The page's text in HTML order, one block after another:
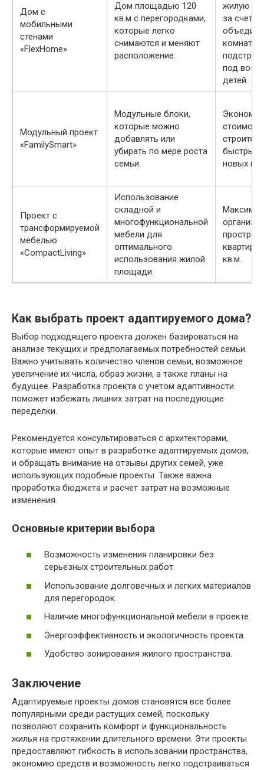
Дом с
мобильными
стенами
«FlexHome»
Дом площадью 120
кв.м с перегородками,
которые легко
снимаются и меняют
расположение.
жилую
за счет
комнат,
под
детей.
Модульный проект
«FamilySmart»
Модульные блоки,
которые можно
добавлять или
убирать по мере роста
семьи.
быстрый
новых
Проект с
трансформируемой
мебелью
«CompactLiving»
Использование
складной и
многофункциональной
мебели для
оптимального
использования жилой
площади.
кв.м.
Как выбрать проект адаптируемого дома?
Выбор подходящего проекта должен базироваться на
анализе текущих и предполагаемых потребностей семьи.
Важно учитывать количество членов семьи, возможное
увеличение их числа, образ жизни, а также планы на
будущее. Разработка проекта с учетом адаптивности
поможет избежать лишних затрат на последующие
переделки.
Рекомендуется консультироваться с архитекторами,
которые имеют опыт в разработке адаптируемых домов,
и обращать внимание на отзывы других семей, уже
использующих подобные проекты. Также важна
проработка бюджета и расчет затрат на возможные
изменения.
Основные критерии выбора
Возможность изменения планировки без
серьезных строительных работ.
Использование долговечных и легких материалов
для перегородок.
Наличие многофункциональной мебели в проекте.
Энергоэффективность и экологичность проекта.
Удобство зонирования жилого пространства.
Заключение
Адаптируемые проекты домов становятся все более
популярными среди растущих семей, поскольку
позволяют сохранить комфорт и функциональность
жилья на протяжении длительного времени. Эти проекты
предоставляют гибкость в использовании пространства,
экономию средств и возможность легко подстраиваться